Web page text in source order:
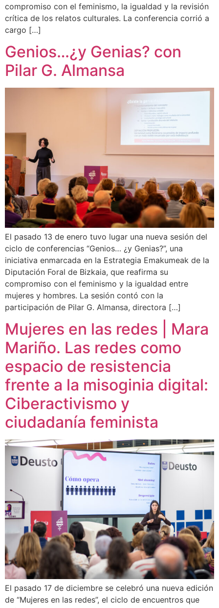
compromiso con el feminismo, la igualdad y la revisión
crítica de los relatos culturales. La conferencia corrió a
cargo […]
Genios…¿y Genias? con
Pilar G. Almansa
El pasado 13 de enero tuvo lugar una nueva sesión del
ciclo de conferencias “Genios… ¿y Genias?”, una
iniciativa enmarcada en la Estrategia Emakumeak de la
Diputación Foral de Bizkaia, que reafirma su
compromiso con el feminismo y la igualdad entre
mujeres y hombres. La sesión contó con la
participación de Pilar G. Almansa, directora […]
Mujeres en las redes | Mara
Mariño. Las redes como
espacio de resistencia
frente a la misoginia digital:
Ciberactivismo y
ciudadanía feminista
El pasado 17 de diciembre se celebró una nueva edición
de “Mujeres en las redes”, el ciclo de encuentros que